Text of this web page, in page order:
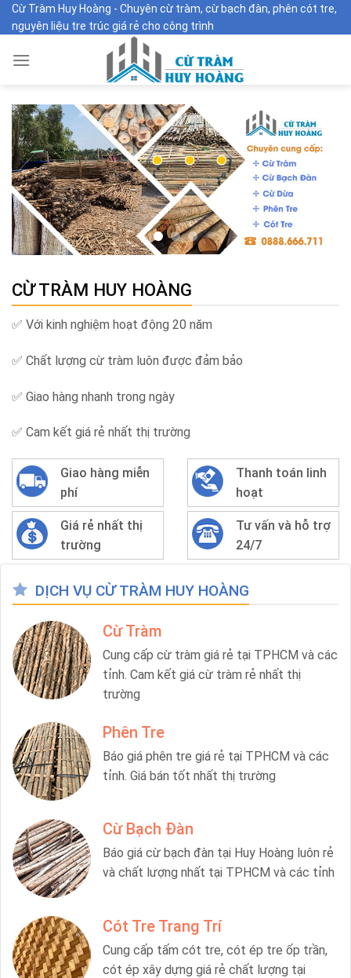
SkipCừ Tràm Huy Hoàng - Chuyên cừ tràm, cừ bạch đàn, phên cót tre,
nguyên liệu tre trúc giá rẻ cho công trình
CỪ TRÀM HUY HOÀNG
✅ Với kinh nghiệm hoạt động 20 năm
✅ Chất lượng cừ tràm luôn được đảm bảo
✅ Giao hàng nhanh trong ngày
✅ Cam kết giá rẻ nhất thị trường
Giao hàng miễn
phí
Thanh toán linh
hoạt
Giá rẻ nhất thị
trường
Tư vấn và hỗ trợ
24/7
DỊCH VỤ CỪ TRÀM HUY HOÀNG
Cừ Tràm
Cung cấp cừ tràm giá rẻ tại TPHCM và các
tỉnh. Cam kết giá cừ tràm rẻ nhất thị
trường
Phên Tre
Báo giá phên tre giá rẻ tại TPHCM và các
tỉnh. Giá bán tốt nhất thị trường
Cừ Bạch Đàn
Báo giá cừ bạch đàn tại Huy Hoàng luôn rẻ
và chất lượng nhất tại TPHCM và các tỉnh
Cót Tre Trang Trí
Cung cấp tấm cót tre, cót ép tre ốp trần,
cót ép xây dựng giá rẻ chất lượng tại